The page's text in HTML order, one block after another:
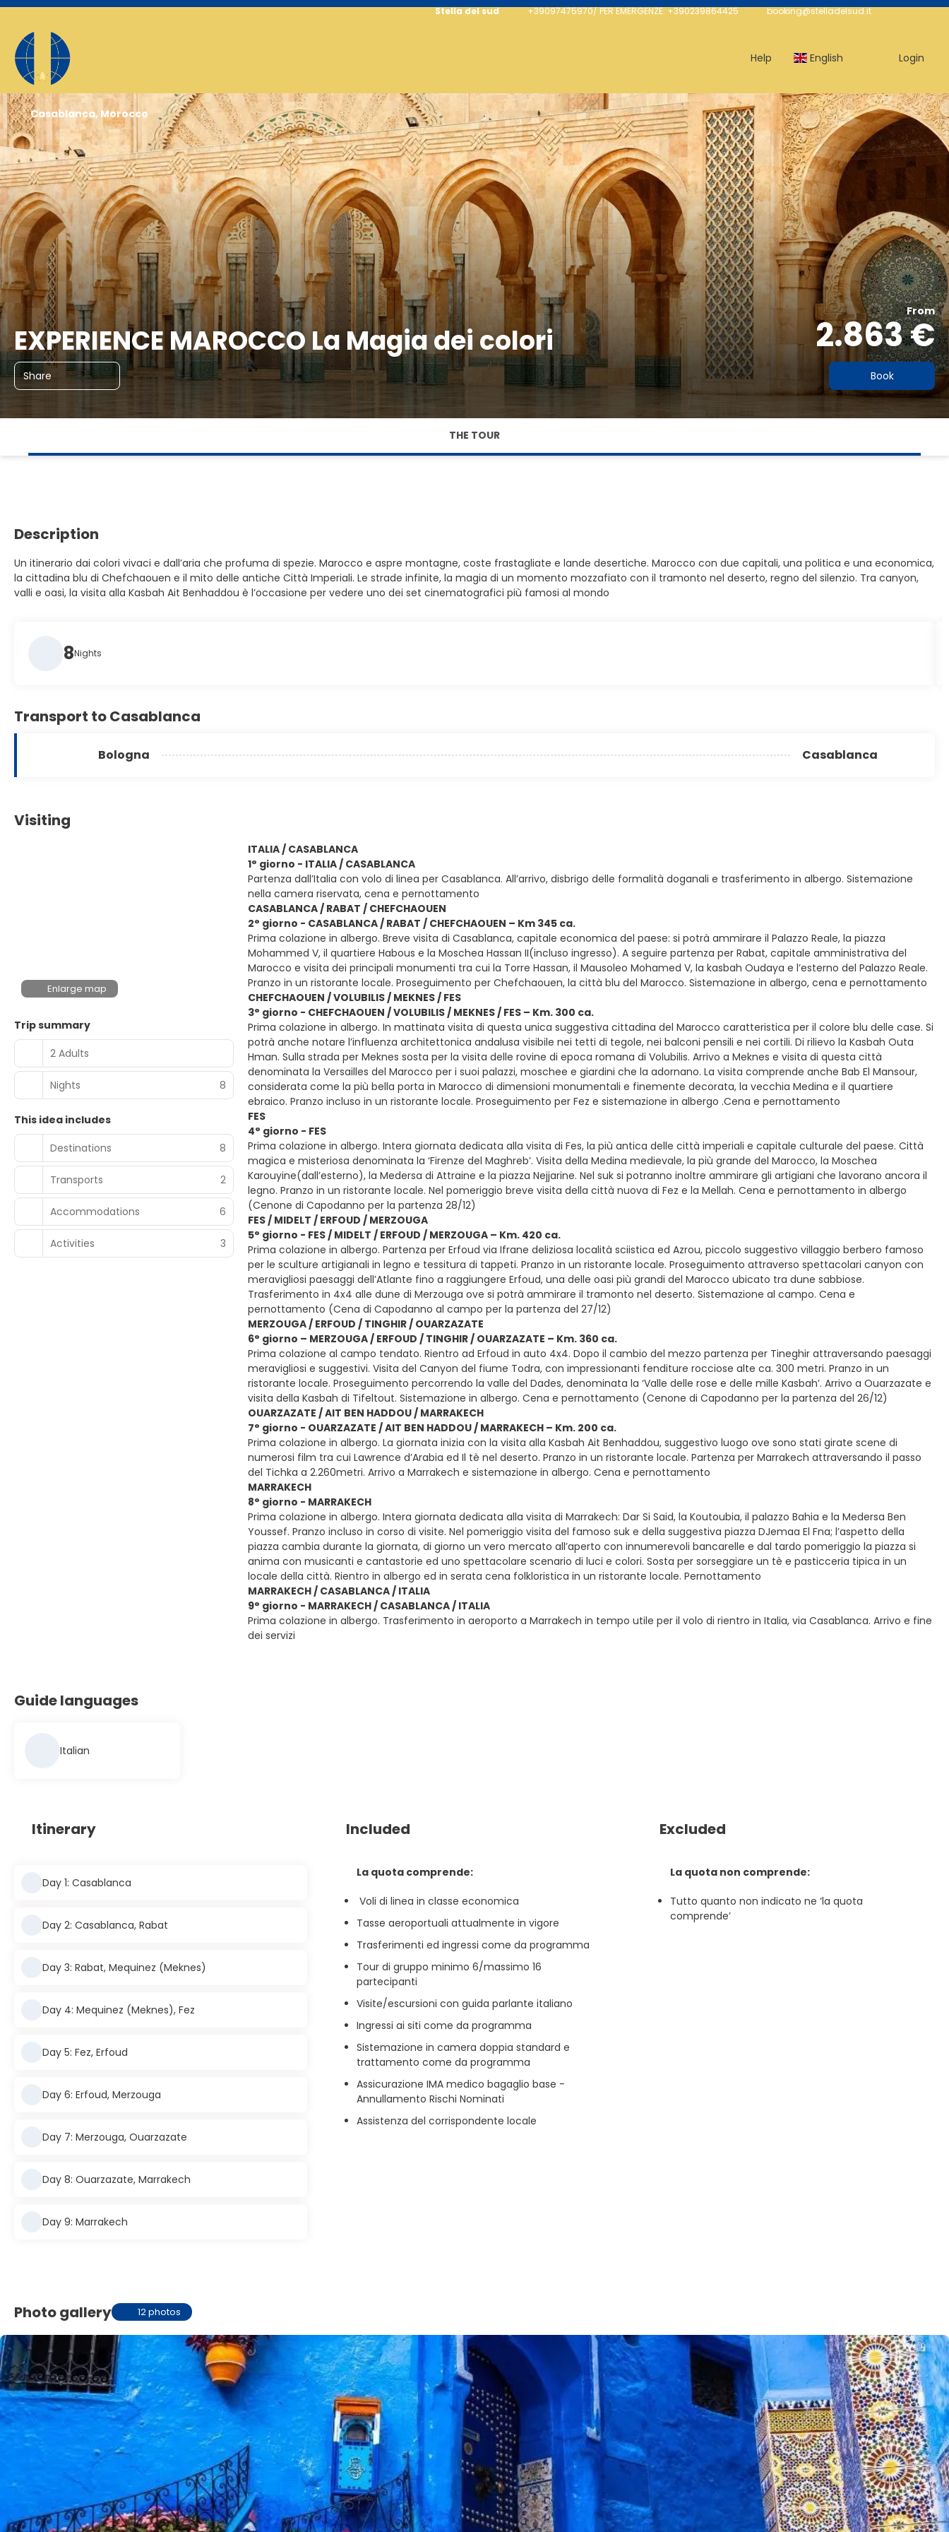
Stella del sud +39097475970/ PER EMERGENZE: +390239864425 booking@stelladelsud.it
Help English Login
EXPERIENCE MAROCCO La Magia dei colori
From
2.863 €
Share Book
Casablanca, Morocco
THE TOUR
Description
Un itinerario dai colori vivaci e dall’aria che profuma di spezie. Marocco e aspre montagne, coste frastagliate e lande desertiche. Marocco con due capitali, una politica e una economica,
la cittadina blu di Chefchaouen e il mito delle antiche Città Imperiali. Le strade infinite, la magia di un momento mozzafiato con il tramonto nel deserto, regno del silenzio. Tra canyon,
valli e oasi, la visita alla Kasbah Ait Benhaddou è l’occasione per vedere uno dei set cinematografici più famosi al mondo
8Nights
Transport to Casablanca
Bologna Casablanca
Visiting
Enlarge map
Trip summary
2 Adults
Nights 8
This idea includes
Destinations
8
Transports 2
Accommodations 6
Activities 3
ITALIA / CASABLANCA
1° giorno - ITALIA / CASABLANCA
Partenza dall’Italia con volo di linea per Casablanca. All’arrivo, disbrigo delle formalità doganali e trasferimento in albergo. Sistemazione
nella camera riservata, cena e pernottamento
CASABLANCA / RABAT / CHEFCHAOUEN
2° giorno - CASABLANCA / RABAT / CHEFCHAOUEN – Km 345 ca.
Prima colazione in albergo. Breve visita di Casablanca, capitale economica del paese: si potrà ammirare il Palazzo Reale, la piazza
Mohammed V, il quartiere Habous e la Moschea Hassan II(incluso ingresso). A seguire partenza per Rabat, capitale amministrativa del
Marocco e visita dei principali monumenti tra cui la Torre Hassan, il Mausoleo Mohamed V, la kasbah Oudaya e l’esterno del Palazzo Reale.
Pranzo in un ristorante locale. Proseguimento per Chefchaouen, la città blu del Marocco. Sistemazione in albergo, cena e pernottamento
CHEFCHAOUEN / VOLUBILIS / MEKNES / FES
3° giorno - CHEFCHAOUEN / VOLUBILIS / MEKNES / FES – Km. 300 ca.
Prima colazione in albergo. In mattinata visita di questa unica suggestiva cittadina del Marocco caratteristica per il colore blu delle case. Si
potrà anche notare l’influenza architettonica andalusa visibile nei tetti di tegole, nei balconi pensili e nei cortili. Di rilievo la Kasbah Outa
Hman. Sulla strada per Meknes sosta per la visita delle rovine di epoca romana di Volubilis. Arrivo a Meknes e visita di questa città
denominata la Versailles del Marocco per i suoi palazzi, moschee e giardini che la adornano. La visita comprende anche Bab El Mansour,
considerata come la più bella porta in Marocco di dimensioni monumentali e finemente decorata, la vecchia Medina e il quartiere
ebraico. Pranzo incluso in un ristorante locale. Proseguimento per Fez e sistemazione in albergo .Cena e pernottamento
FES
4° giorno - FES
Prima colazione in albergo. Intera giornata dedicata alla visita di Fes, la più antica delle città imperiali e capitale culturale del paese. Città
magica e misteriosa denominata la ‘Firenze del Maghreb’. Visita della Medina medievale, la più grande del Marocco, la Moschea
Karouyine(dall’esterno), la Medersa di Attraine e la piazza Nejjarine. Nel suk si potranno inoltre ammirare gli artigiani che lavorano ancora il
legno. Pranzo in un ristorante locale. Nel pomeriggio breve visita della città nuova di Fez e la Mellah. Cena e pernottamento in albergo
(Cenone di Capodanno per la partenza 28/12)
FES / MIDELT / ERFOUD / MERZOUGA
5° giorno - FES / MIDELT / ERFOUD / MERZOUGA – Km. 420 ca.
Prima colazione in albergo. Partenza per Erfoud via Ifrane deliziosa località sciistica ed Azrou, piccolo suggestivo villaggio berbero famoso
per le sculture artigianali in legno e tessitura di tappeti. Pranzo in un ristorante locale. Proseguimento attraverso spettacolari canyon con
meravigliosi paesaggi dell’Atlante fino a raggiungere Erfoud, una delle oasi più grandi del Marocco ubicato tra dune sabbiose.
Trasferimento in 4x4 alle dune di Merzouga ove si potrà ammirare il tramonto nel deserto. Sistemazione al campo. Cena e
pernottamento (Cena di Capodanno al campo per la partenza del 27/12)
MERZOUGA / ERFOUD / TINGHIR / OUARZAZATE
6° giorno – MERZOUGA / ERFOUD / TINGHIR / OUARZAZATE – Km. 360 ca.
Prima colazione al campo tendato. Rientro ad Erfoud in auto 4x4. Dopo il cambio del mezzo partenza per Tineghir attraversando paesaggi
meravigliosi e suggestivi. Visita del Canyon del fiume Todra, con impressionanti fenditure rocciose alte ca. 300 metri. Pranzo in un
ristorante locale. Proseguimento percorrendo la valle del Dades, denominata la ‘Valle delle rose e delle mille Kasbah’. Arrivo a Ouarzazate e
visita della Kasbah di Tifeltout. Sistemazione in albergo. Cena e pernottamento (Cenone di Capodanno per la partenza del 26/12)
OUARZAZATE / AIT BEN HADDOU / MARRAKECH
7° giorno - OUARZAZATE / AIT BEN HADDOU / MARRAKECH – Km. 200 ca.
Prima colazione in albergo. La giornata inizia con la visita alla Kasbah Ait Benhaddou, suggestivo luogo ove sono stati girate scene di
numerosi film tra cui Lawrence d’Arabia ed Il tè nel deserto. Pranzo in un ristorante locale. Partenza per Marrakech attraversando il passo
del Tichka a 2.260metri. Arrivo a Marrakech e sistemazione in albergo. Cena e pernottamento
MARRAKECH
8° giorno - MARRAKECH
Prima colazione in albergo. Intera giornata dedicata alla visita di Marrakech: Dar Si Said, la Koutoubia, il palazzo Bahia e la Medersa Ben
Youssef. Pranzo incluso in corso di visite. Nel pomeriggio visita del famoso suk e della suggestiva piazza DJemaa El Fna; l’aspetto della
piazza cambia durante la giornata, di giorno un vero mercato all’aperto con innumerevoli bancarelle e dal tardo pomeriggio la piazza si
anima con musicanti e cantastorie ed uno spettacolare scenario di luci e colori. Sosta per sorseggiare un tè e pasticceria tipica in un
locale della città. Rientro in albergo ed in serata cena folkloristica in un ristorante locale. Pernottamento
MARRAKECH / CASABLANCA / ITALIA
9° giorno - MARRAKECH / CASABLANCA / ITALIA
Prima colazione in albergo. Trasferimento in aeroporto a Marrakech in tempo utile per il volo di rientro in Italia, via Casablanca. Arrivo e fine
dei servizi
Guide languages
Italian
Itinerary
Day 1: Casablanca
Day 2: Casablanca, Rabat
Day 3: Rabat, Mequinez (Meknes)
Day 4: Mequinez (Meknes), Fez
Day 5: Fez, Erfoud
Day 6: Erfoud, Merzouga
Day 7: Merzouga, Ouarzazate
Day 8: Ouarzazate, Marrakech
Day 9: Marrakech
Included
La quota comprende:
Voli di linea in classe economica
Tasse aeroportuali attualmente in vigore
Trasferimenti ed ingressi come da programma
Tour di gruppo minimo 6/massimo 16
partecipanti
Visite/escursioni con guida parlante italiano
Ingressi ai siti come da programma
Sistemazione in camera doppia standard e
trattamento come da programma
Assicurazione IMA medico bagaglio base -
Annullamento Rischi Nominati
Assistenza del corrispondente locale
Excluded
La quota non comprende:
Tutto quanto non indicato ne ‘la quota
comprende’
Photo gallery 12 photos